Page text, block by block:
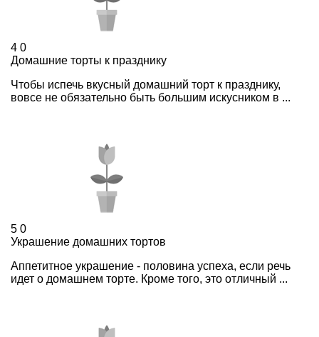
4 0
Домашние торты к празднику
Чтобы испечь вкусный домашний торт к празднику,
вовсе не обязательно быть большим искусником в ...
5 0
Украшение домашних тортов
Аппетитное украшение - половина успеха, если речь
идет о домашнем торте. Кроме того, это отличный ...